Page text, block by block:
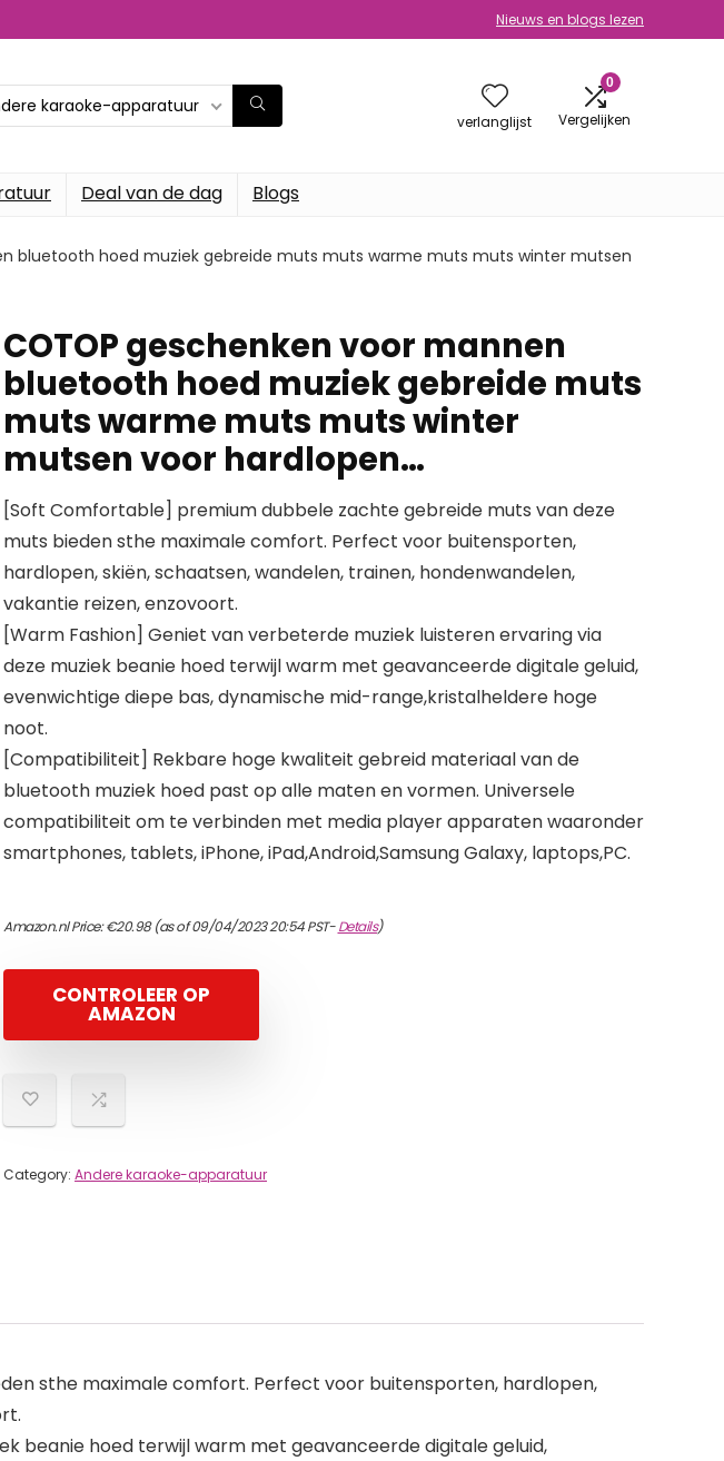
Nieuws en blogs lezen
karaoke-apparatuur
verlanglijst
0
Vergelijken
Deal van de dag Blogs
bluetooth hoed muziek gebreide muts muts warme muts muts winter mutsen
COTOP geschenken voor mannen
bluetooth hoed muziek gebreide muts
muts warme muts muts winter
mutsen voor hardlopen…
[Soft Comfortable] premium dubbele zachte gebreide muts van deze
muts bieden sthe maximale comfort. Perfect voor buitensporten,
hardlopen, skiën, schaatsen, wandelen, trainen, hondenwandelen,
vakantie reizen, enzovoort.
[Warm Fashion] Geniet van verbeterde muziek luisteren ervaring via
deze muziek beanie hoed terwijl warm met geavanceerde digitale geluid,
evenwichtige diepe bas, dynamische mid-range,kristalheldere hoge
noot.
[Compatibiliteit] Rekbare hoge kwaliteit gebreid materiaal van de
bluetooth muziek hoed past op alle maten en vormen. Universele
compatibiliteit om te verbinden met media player apparaten waaronder
smartphones, tablets, iPhone, iPad,Android,Samsung Galaxy, laptops,PC.
Amazon.nl Price:€20.98(as of 09/04/2023 20:54 PST-Details)
CONTROLEER OP
AMAZON
Category: Andere karaoke-apparatuur
sthe maximale comfort. Perfect voor buitensporten, hardlopen,
beanie hoed terwijl warm met geavanceerde digitale geluid,